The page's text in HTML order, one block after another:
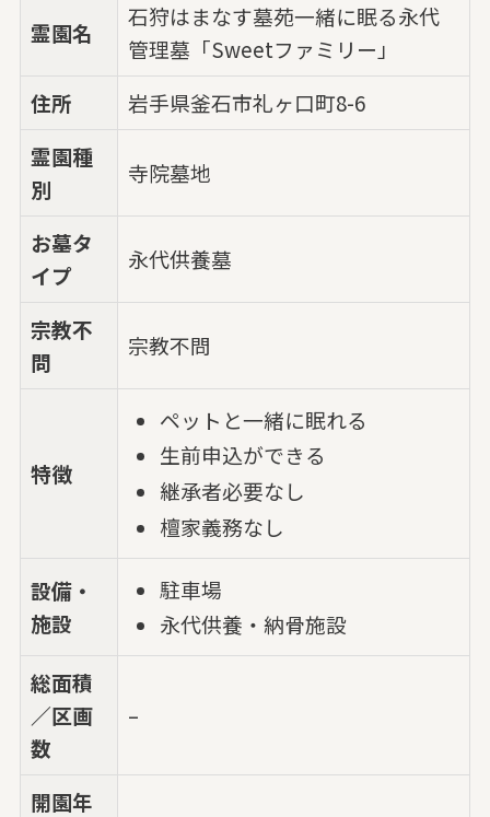
霊園名
石狩はまなす墓苑一緒に眠る永代
管理墓「Sweetファミリー」
住所
岩手県釜石市礼ヶ口町8-6
霊園種
別
寺院墓地
お墓タ
イプ
永代供養墓
宗教不
問
宗教不問
特徴
ペットと一緒に眠れる
生前申込ができる
継承者必要なし
檀家義務なし
設備・
施設
駐車場
永代供養・納骨施設
総面積
／区画
数
–
開園年